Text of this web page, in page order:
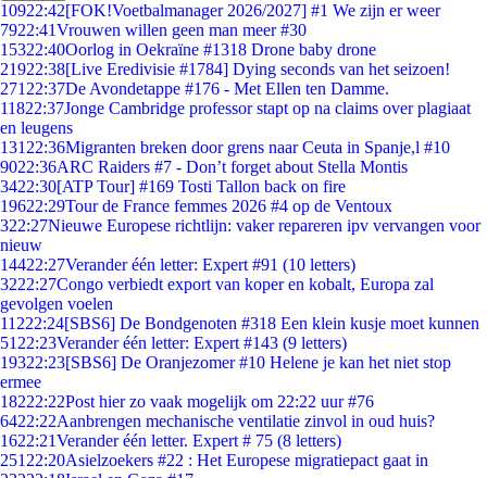
10922:42[FOK!Voetbalmanager 2026/2027] #1 We zijn er weer
7922:41Vrouwen willen geen man meer #30
15322:40Oorlog in Oekraïne #1318 Drone baby drone
21922:38[Live Eredivisie #1784] Dying seconds van het seizoen!
271 22:37De Avondetappe #176 - Met Ellen ten Damme.
11822:37Jonge Cambridge professor stapt op na claims over plagiaat
en leugens
131 22:36Migranten breken door grens naar Ceuta in Spanje,l #10
9022:36ARC Raiders #7 - Don’t forget about Stella Montis
3422:30[ATP Tour] #169 Tosti Tallon back on fire
19622:29Tour de France femmes 2026 #4 op de Ventoux
322:27Nieuwe Europese richtlijn: vaker repareren ipv vervangen voor
nieuw
14422:27Verander één letter: Expert #91 (10 letters)
3222:27Congo verbiedt export van koper en kobalt, Europa zal
gevolgen voelen
11222:24[SBS6] De Bondgenoten #318 Een klein kusje moet kunnen
51 22:23Verander één letter: Expert #143 (9 letters)
19322:23[SBS6] De Oranjezomer #10 Helene je kan het niet stop
ermee
18222:22Post hier zo vaak mogelijk om 22:22 uur #76
6422:22Aanbrengen mechanische ventilatie zinvol in oud huis?
1622:21Verander één letter. Expert # 75 (8 letters)
251 22:20Asielzoekers #22 : Het Europese migratiepact gaat in